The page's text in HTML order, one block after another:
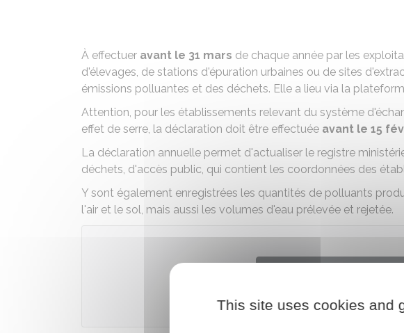
À effectuer avant le 31 mars de chaque année par les
d'élevages, de stations d'épuration urbaines ou de sites
émissions polluantes et des déchets. Elle a lieu via la
Attention, pour les établissements relevant du système
effet de serre, la déclaration doit être effectuée avant le 15
La déclaration annuelle permet d'actualiser le registre
déchets, d'accès public, qui contient les coordonnées des
Y sont également enregistrées les quantités de polluants
l'air et le sol, mais aussi les volumes d'eau prélevée et rejetée.
Ministère chargé de
This site uses cookies and